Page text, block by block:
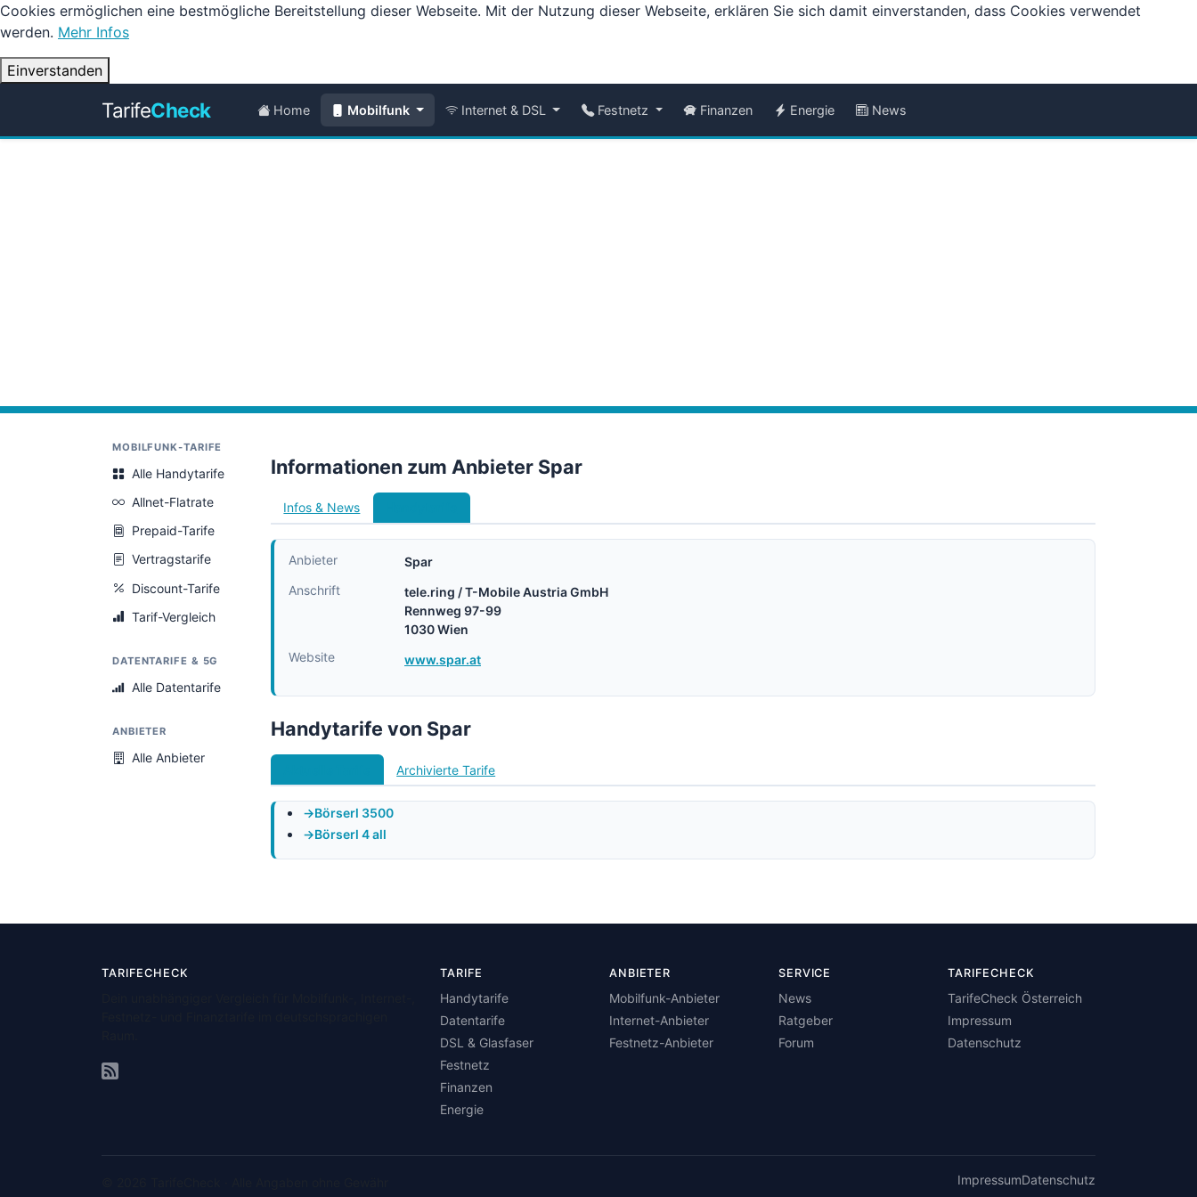
Cookies ermöglichen eine bestmögliche Bereitstellung dieser Webseite. Mit der Nutzung dieser Webseite, erklären Sie sich damit einverstanden, dass Cookies verwendet
werden. Mehr Infos
Einverstanden
TarifeCheck Home Mobilfunk Internet & DSL Festnetz Finanzen Energie News
MOBILFUNK-TARIFE
Alle Handytarife
Allnet-Flatrate
Prepaid-Tarife
Vertragstarife
Discount-Tarife
Tarif-Vergleich
DATENTARIFE & 5G
Alle Datentarife
ANBIETER
Alle Anbieter
Informationen zum Anbieter Spar
Infos & News
Anbieter
Spar
Anschrift
tele.ring / T-Mobile Austria GmbH
Rennweg 97-99
1030 Wien
Website
www.spar.at
Handytarife von Spar
Archivierte Tarife
Börserl 3500
Börserl 4 all
TARIFECHECK TARIFE
Handytarife
Datentarife
DSL & Glasfaser
Festnetz
Finanzen
Energie
ANBIETER
Mobilfunk-Anbieter
Internet-Anbieter
Festnetz-Anbieter
SERVICE
News
Ratgeber
Forum
TARIFECHECK
TarifeCheck Österreich
Impressum
Datenschutz
ImpressumDatenschutz